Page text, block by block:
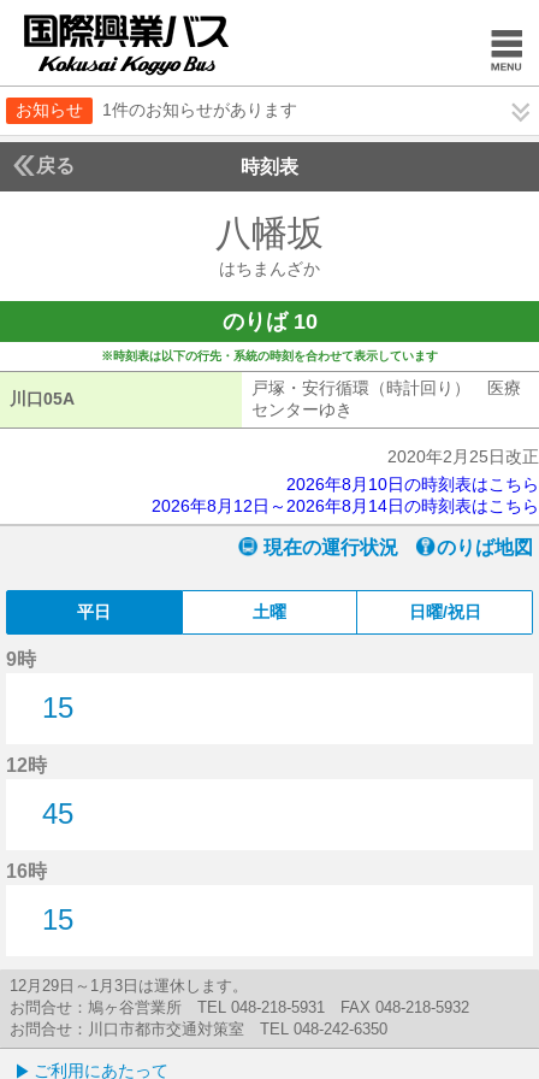
お知らせ 1件のお知らせがあります
戻る 時刻表
八幡坂
はちまんざか
のりば 10
※時刻表は以下の行先・系統の時刻を合わせて表示しています
川口05A
戸塚・安行循環（時計回り） 医療
センターゆき
2020年2月25日改正
2026年8月10日の時刻表はこちら
2026年8月12日～2026年8月14日の時刻表はこちら
現在の運行状況 のりば地図
平日 土曜 日曜/祝日
9時
15
12時
45
16時
15
12月29日～1月3日は運休します。
お問合せ：鳩ヶ谷営業所 TEL 048-218-5931 FAX 048-218-5932
お問合せ：川口市都市交通対策室 TEL 048-242-6350
ご利用にあたって